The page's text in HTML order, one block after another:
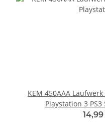
KEM 450AAA